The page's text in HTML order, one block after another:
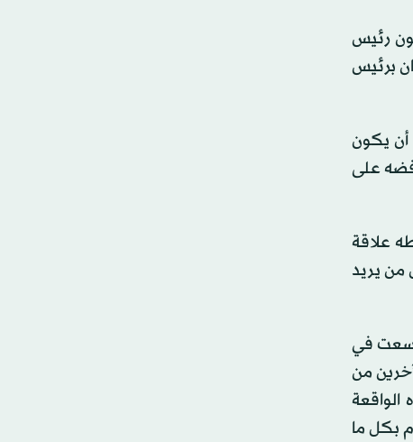
رئيس
برئيس
إما أن يكون
على
علاقة
من يريد
سعت في
من
بكل ما